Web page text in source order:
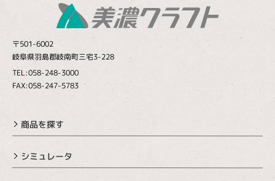
〒501-6002
岐阜県羽島郡岐南町三宅3-228
TEL:058-248-3000
FAX:058-247-5783
商品を探す
シミュレータ